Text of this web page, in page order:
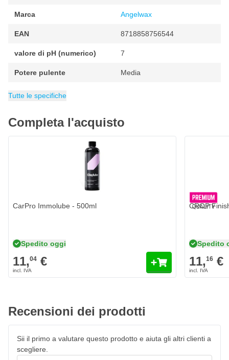
Marca Angelwax
EAN 8718858756544
valore di pH (numerico) 7
Potere pulente Media
valore di pH
Adatto come schiuma attiva
Concentrazione
Confezione
Peso 5 kg
Adatto per
Contenuto
Categoria
Tutte le specifiche
Completa l'acquisto
CarPro Immolube - 500ml
Spedito oggi
11,04 €
CROP
Spedito
11,16 €
Recensioni dei prodotti
Sii il primo a valutare questo prodotto e aiuta gli altri clienti a
scegliere.